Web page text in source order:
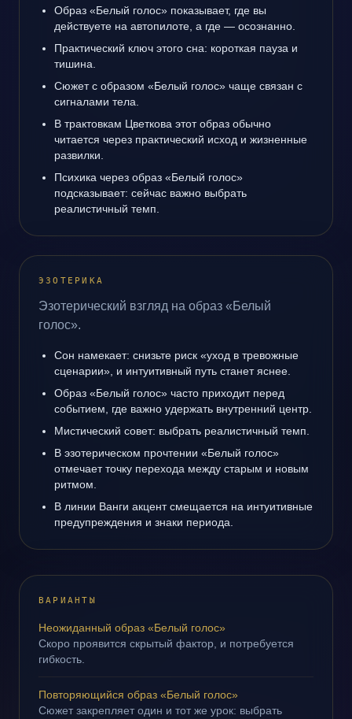
Образ «Белый голос» показывает, где вы
действуете на автопилоте, а где — осознанно.
Практический ключ этого сна: короткая пауза и
тишина.
Сюжет с образом «Белый голос» чаще связан с
сигналами тела.
В трактовкам Цветкова этот образ обычно
читается через практический исход и жизненные
развилки.
Психика через образ «Белый голос»
подсказывает: сейчас важно выбрать
реалистичный темп.
ЭЗОТЕРИКА
Эзотерический взгляд на образ «Белый
голос».
Сон намекает: снизьте риск «уход в тревожные
сценарии», и интуитивный путь станет яснее.
Образ «Белый голос» часто приходит перед
событием, где важно удержать внутренний центр.
Мистический совет: выбрать реалистичный темп.
В эзотерическом прочтении «Белый голос»
отмечает точку перехода между старым и новым
ритмом.
В линии Ванги акцент смещается на интуитивные
предупреждения и знаки периода.
ВАРИАНТЫ
Неожиданный образ «Белый голос»
Скоро проявится скрытый фактор, и потребуется
гибкость.
Повторяющийся образ «Белый голос»
Сюжет закрепляет один и тот же урок: выбрать